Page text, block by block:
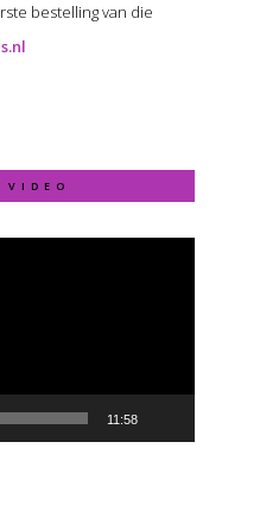
bestelling van die
VIDEO
11:58